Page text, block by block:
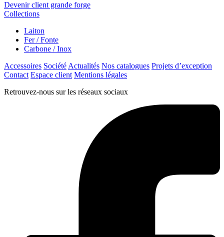
Devenir client grande forge
Collections
Laiton
Fer / Fonte
Carbone / Inox
Accessoires Société Actualités Nos catalogues Projets d’exception
Contact Espace client Mentions légales
Retrouvez-nous sur les réseaux sociaux